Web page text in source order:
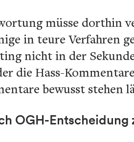
müsse dorthin
in teure Verfahren
nicht in der
die Hass-
bewusst stehen
OGH-Entscheidung